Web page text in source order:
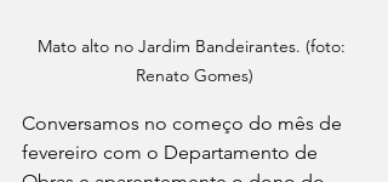
Mato alto no Jardim Bandeirantes. (foto:
Renato Gomes)
Conversamos no começo do mês de
fevereiro com o Departamento de